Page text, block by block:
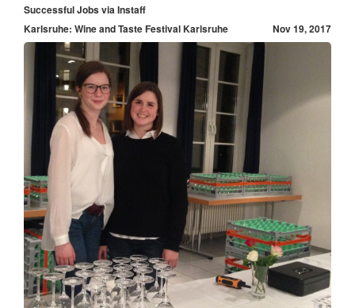
Successful Jobs via Instaff
Karlsruhe: Wine and Taste Festival Karlsruhe
Nov 19, 2017